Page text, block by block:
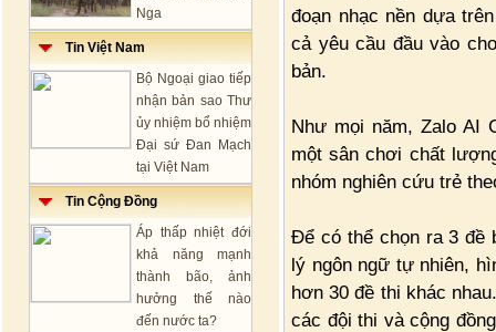
Nga
Tin Việt Nam
Bộ Ngoại giao tiếp
nhận bản sao Thư
ủy nhiệm bổ nhiệm
Đại sứ Đan Mạch
tại Việt Nam
Tin Cộng Đồng
Áp thấp nhiệt đới
khả năng mạnh
thành bão, ảnh
hưởng thế nào
đến nước ta?
đoạn nhạc nền dựa
cả yêu cầu đầu vào
bản.
Như mọi năm, Zalo AI
một sân chơi chất
nhóm nghiên cứu trẻ
Để có thể chọn ra 3 đề
lý ngôn ngữ tự nhiên,
hơn 30 đề thi khác
các đội thi và cộng